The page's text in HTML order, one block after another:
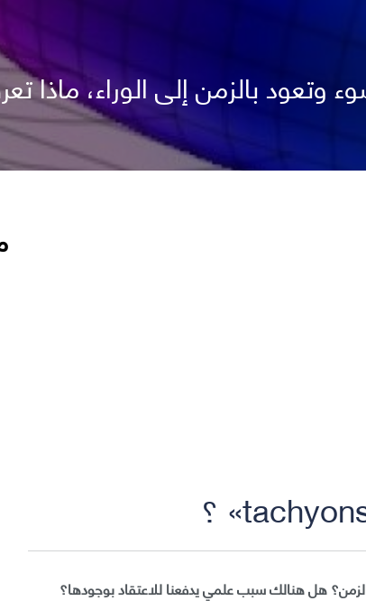
بالزمن إلى الوراء، ماذا
هل هنالك سبب علمي يدفعنا للاعتقاد بوجودها؟